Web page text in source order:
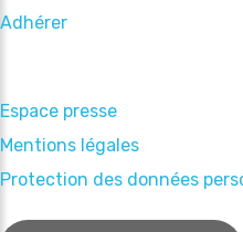
Adhérer
Espace presse
Mentions légales
Protection des données